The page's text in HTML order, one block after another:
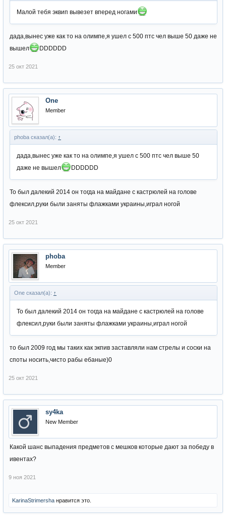
Малой тебя эквип вывезет вперед ногами
дада,вынес уже как то на олимпе,я ушел с 500 птс чел выше 50 даже не
вышел
DDDDDD
25 окт 2021
One
Member
phoba сказал(а): ↑
дада,вынес уже как то на олимпе,я ушел с 500 птс чел выше 50
даже не вышел
DDDDDD
То был далекий 2014 он тогда на майдане с кастрюлей на голове
флексил,руки были заняты флажками украины,играл ногой
25 окт 2021
phoba
Member
One сказал(а): ↑
То был далекий 2014 он тогда на майдане с кастрюлей на голове
флексил,руки были заняты флажками украины,играл ногой
то был 2009 год мы таких как экпив заставляли нам стрелы и соски на
споты носить,чисто рабы ебаные)0
25 окт 2021
sy4ka
New Member
Какой шанс выпадения предметов с мешков которые дают за победу в
ивентах?
9 ноя 2021
KarinaStrimersha нравится это.